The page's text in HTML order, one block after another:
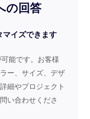
の回答
マイズできます
能です。お客様
ー、サイズ、デザ
細やプロジェクト
い合わせくださ